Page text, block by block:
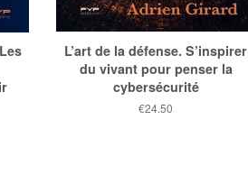
L’art de la défense. S’inspirer
du vivant pour penser la
cybersécurité
Prix
€24.50